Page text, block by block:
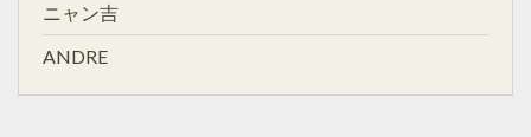
ニャン吉
ANDRE